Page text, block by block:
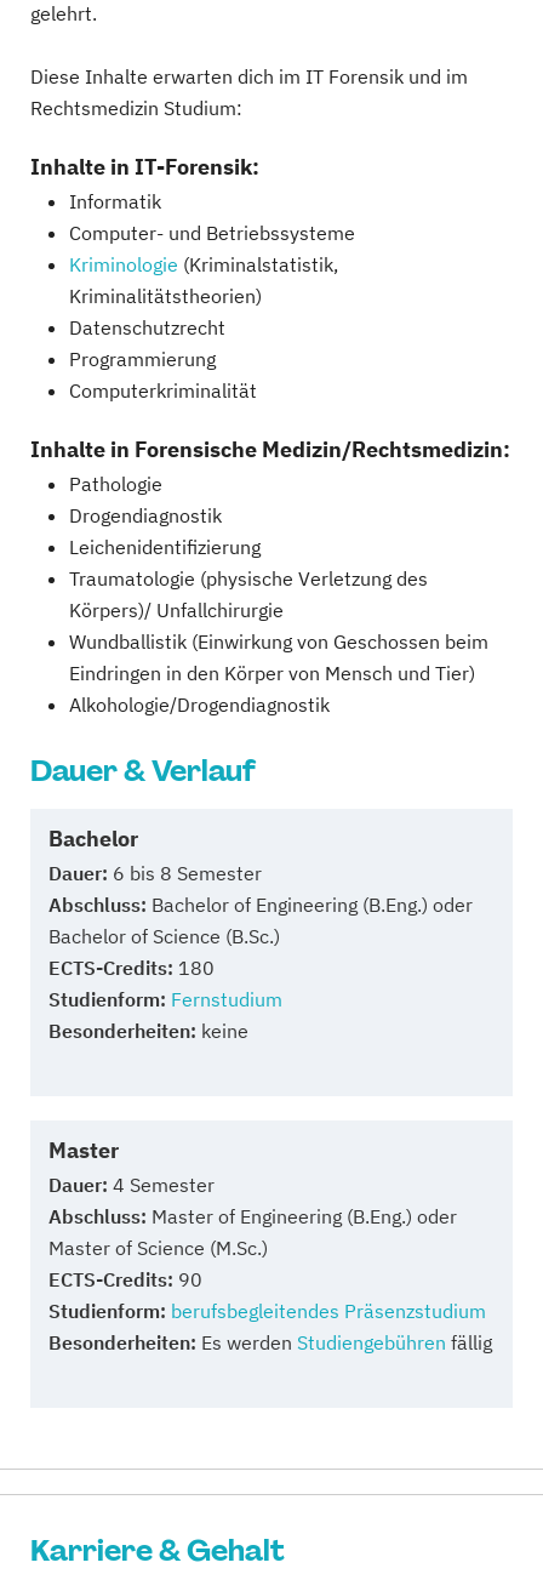
gelehrt.
Diese Inhalte erwarten dich im IT Forensik und im
Rechtsmedizin Studium:
Inhalte in IT-Forensik:
Informatik
Computer- und Betriebssysteme
Kriminologie (Kriminalstatistik,
Kriminalitätstheorien)
Datenschutzrecht
Programmierung
Computerkriminalität
Inhalte in Forensische Medizin/Rechtsmedizin:
Pathologie
Drogendiagnostik
Leichenidentifizierung
Traumatologie (physische Verletzung des
Körpers)/ Unfallchirurgie
Wundballistik (Einwirkung von Geschossen beim
Eindringen in den Körper von Mensch und Tier)
Alkohologie/Drogendiagnostik
Dauer & Verlauf
Bachelor
Dauer: 6 bis 8 Semester
Abschluss: Bachelor of Engineering (B.Eng.) oder
Bachelor of Science (B.Sc.)
ECTS-Credits: 180
Studienform: Fernstudium
Besonderheiten: keine
Master
Dauer: 4 Semester
Abschluss: Master of Engineering (B.Eng.) oder
Master of Science (M.Sc.)
ECTS-Credits: 90
Studienform: berufsbegleitendes Präsenzstudium
Besonderheiten: Es werden Studiengebühren fällig
Karriere & Gehalt